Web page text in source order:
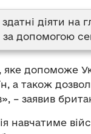
здатні діяти
допомогою
допоможе
а також
– заявив
навчатиме